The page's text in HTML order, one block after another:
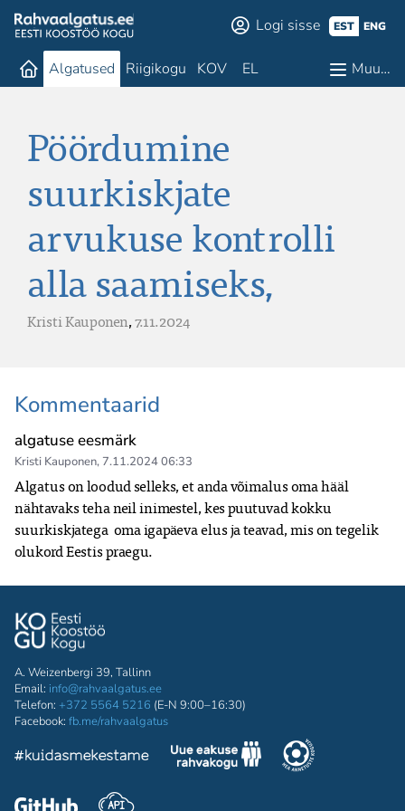
Logi sisse EST ENG
Algatused Riigikogu KOV EL Muu…
Pöördumine
suurkiskjate
arvukuse kontrolli
alla saamiseks,
Kristi Kauponen,7.11.2024
Kommentaarid
algatuse eesmärk
Kristi Kauponen, 7.11.2024 06:33
Algatus on loodud selleks, et anda võimalus oma hääl
nähtavaks teha neil inimestel, kes puutuvad kokku
suurkiskjatega  oma igapäeva elus ja teavad, mis on tegelik
olukord Eestis praegu.
A. Weizenbergi 39, Tallinn
Email: info@rahvaalgatus.ee
Telefon: +372 5564 5216 (E-N 9:00–16:30)
Facebook: fb.me/rahvaalgatus